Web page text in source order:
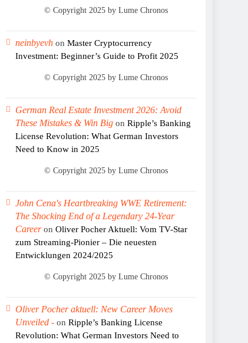
neinbyevh on Master Cryptocurrency
Investment: Beginner’s Guide to Profit 2025
German Real Estate Investment 2026: Avoid
These Mistakes & Win Big on Ripple’s Banking
License Revolution: What German Investors
Need to Know in 2025
John Cena's Heartbreaking WWE Retirement:
The Shocking End of a Legendary 24-Year
Careeron Oliver Pocher Aktuell: Vom TV-Star
zum Streaming-Pionier – Die neuesten
Entwicklungen 2024/2025
Oliver Pocher aktuell: New Career Moves
Unveiled - on Ripple’s Banking License
Revolution: What German Investors Need to